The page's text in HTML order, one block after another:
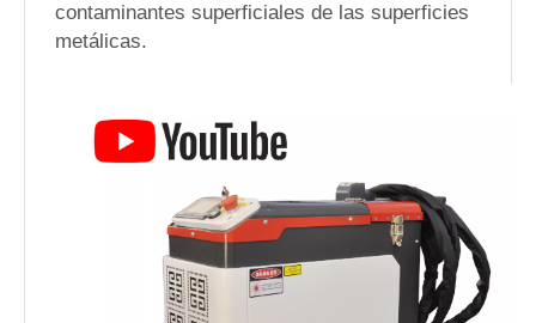
contaminantes superficiales de las superficies
metálicas.